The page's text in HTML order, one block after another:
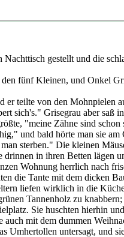
gestellt und die
fünf Kleinen, und Onkel
er teilte von den Mohnpielen
sich's." Grisegrau aber saß
"meine Zähne sind
und bald hörte man sie am
sterben." Die kleinen
in ihren Betten lägen
Wohnung herrlich nach
die Tante mit dem dicken
liefen wirklich in die
Tannenholz zu
Sie huschten hierhin
mit dem dummen
Umhertollen untersagt, und